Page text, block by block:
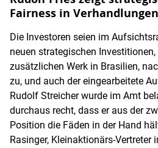
Fairness in Verhandlungen
Die Investoren seien im
neuen strategischen
zusätzlichen Werk in Brasilien,
zu, und auch der eingearbeitete
Rudolf Streicher wurde im Amt
durchaus recht, dass er aus der
Position die Fäden in der Hand
Rasinger, Kleinaktionärs-Vertreter